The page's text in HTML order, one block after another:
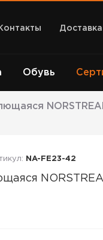
Доставка
Обувь
NA-FE23-42